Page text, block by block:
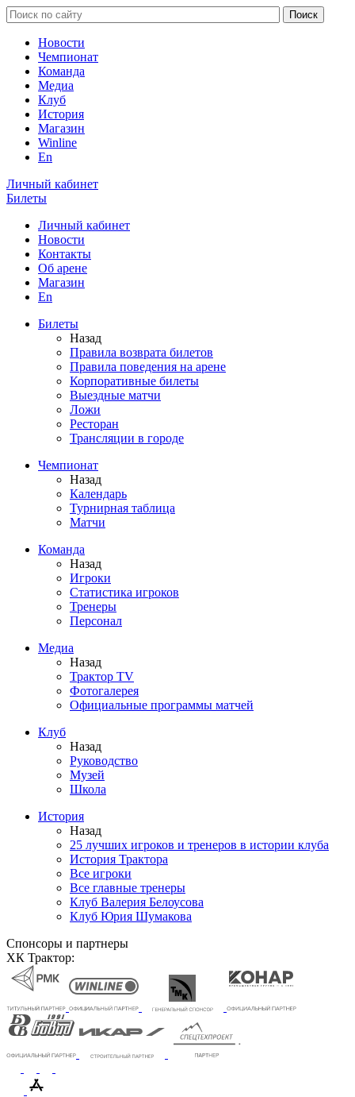
Новости
Чемпионат
Команда
Медиа
Клуб
История
Магазин
Winline
En
Личный кабинет
Билеты
Личный кабинет
Новости
Контакты
Об арене
Магазин
En
Билеты
Назад
Правила возврата билетов
Правила поведения на арене
Корпоративные билеты
Выездные матчи
Ложи
Ресторан
Трансляции в городе
Чемпионат
Назад
Календарь
Турнирная таблица
Матчи
Команда
Назад
Игроки
Статистика игроков
Тренеры
Персонал
Медиа
Назад
Трактор TV
Фотогалерея
Официальные программы матчей
Клуб
Назад
Руководство
Музей
Школа
История
Назад
25 лучших игроков и тренеров в истории клуба
История Трактора
Все игроки
Все главные тренеры
Клуб Валерия Белоусова
Клуб Юрия Шумакова
Спонсоры и партнеры
ХК Трактор: